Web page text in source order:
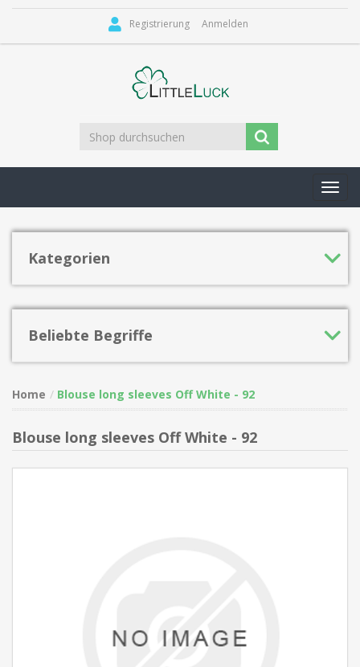
Registrierung Anmelden
Kategorien
Beliebte Begriffe
Home Blouse long sleeves Off White - 92
Blouse long sleeves Off White - 92